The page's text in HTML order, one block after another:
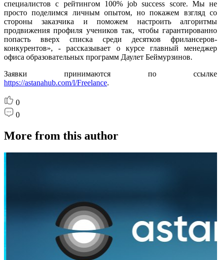
специалистов с рейтингом 100% job success score. Мы не
просто поделимся личным опытом, но покажем взгляд со
стороны заказчика и поможем настроить алгоритмы
продвижения профиля учеников так, чтобы гарантированно
попасть вверх списка среди десятков фрилансеров-
конкурентов», - рассказывает о курсе главный менеджер
офиса образовательных программ Даулет Беймурзинов.
Заявки принимаются по ссылке
https://astanahub.com/l/Freelance.
0
0
More from this author